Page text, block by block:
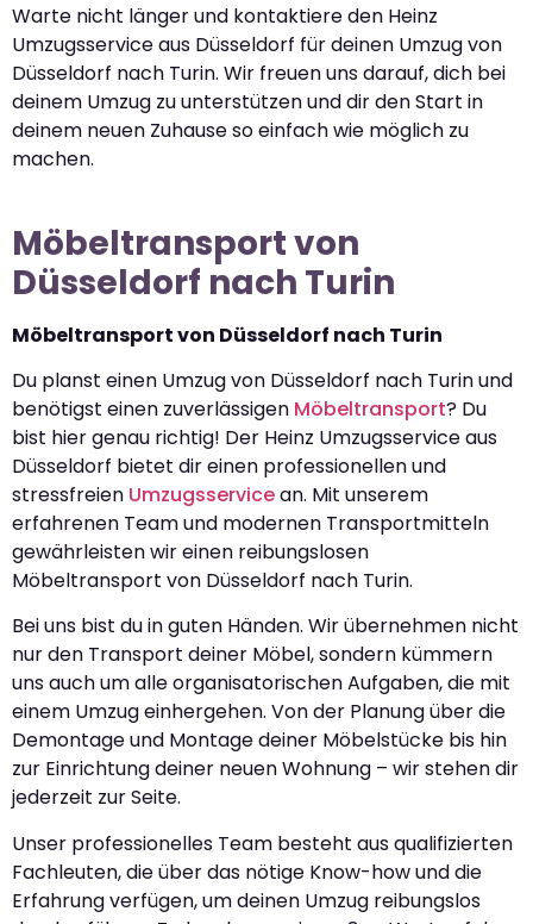
Warte nicht länger und kontaktiere den Heinz
Umzugsservice aus Düsseldorf für deinen Umzug von
Düsseldorf nach Turin. Wir freuen uns darauf, dich bei
deinem Umzug zu unterstützen und dir den Start in
deinem neuen Zuhause so einfach wie möglich zu
machen.
Möbeltransport von
Düsseldorf nach Turin
Möbeltransport von Düsseldorf nach Turin
Du planst einen Umzug von Düsseldorf nach Turin und
benötigst einen zuverlässigen Möbeltransport? Du
bist hier genau richtig! Der Heinz Umzugsservice aus
Düsseldorf bietet dir einen professionellen und
stressfreien Umzugsservicean. Mit unserem
erfahrenen Team und modernen Transportmitteln
gewährleisten wir einen reibungslosen
Möbeltransport von Düsseldorf nach Turin.
Bei uns bist du in guten Händen. Wir übernehmen nicht
nur den Transport deiner Möbel, sondern kümmern
uns auch um alle organisatorischen Aufgaben, die mit
einem Umzug einhergehen. Von der Planung über die
Demontage und Montage deiner Möbelstücke bis hin
zur Einrichtung deiner neuen Wohnung – wir stehen dir
jederzeit zur Seite.
Unser professionelles Team besteht aus qualifizierten
Fachleuten, die über das nötige Know-how und die
Erfahrung verfügen, um deinen Umzug reibungslos